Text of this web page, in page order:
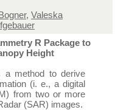
, Valeska
R Package to
Height
a method to derive
(i. e., a digital
from two or more
(SAR) images.